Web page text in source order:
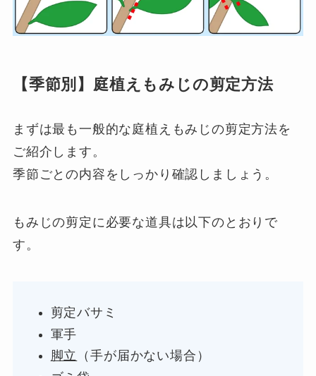
【季節別】庭植えもみじの剪定方法
まずは最も一般的な庭植えもみじの剪定方法を
ご紹介します。
季節ごとの内容をしっかり確認しましょう。
もみじの剪定に必要な道具は以下のとおりで
す。
剪定バサミ
軍手
脚立
（手が届かない場合）